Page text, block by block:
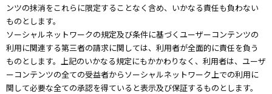
ンツの抹消をこれらに限定することなく含め、いかなる責任も負わない
ものとします。
ソーシャルネットワークの規定及び条件に基づくユーザーコンテンツの
利用に関連する第三者の請求に関しては、利用者が全面的に責任を負う
ものとします。上記のいかなる規定にもかかわりなく、利用者は、ユーザ
ーコンテンツの全ての受益者からソーシャルネットワーク上での利用に
関して必要な全ての承認を得ていると表示及び保証するものとします。